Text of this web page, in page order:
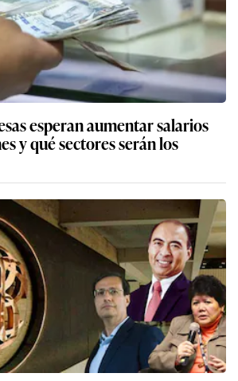
esperan aumentar salarios
y qué sectores serán los